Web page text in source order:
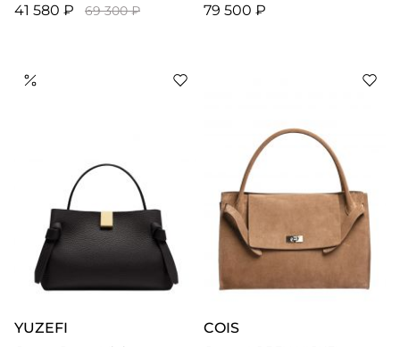
41 580 ₽ 69 300 ₽ 79 500 ₽
YUZEFI COIS